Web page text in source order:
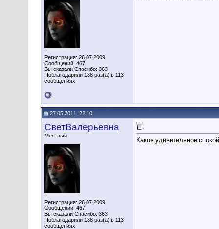
Регистрация: 26.07.2009
Сообщений: 467
Вы сказали Спасибо: 363
Поблагодарили 188 раз(а) в 113
сообщениях
27.05.2011, 22:10
СветВалерьевна
Местный
Регистрация: 26.07.2009
Сообщений: 467
Вы сказали Спасибо: 363
Поблагодарили 188 раз(а) в 113
сообщениях
Какое удивительное